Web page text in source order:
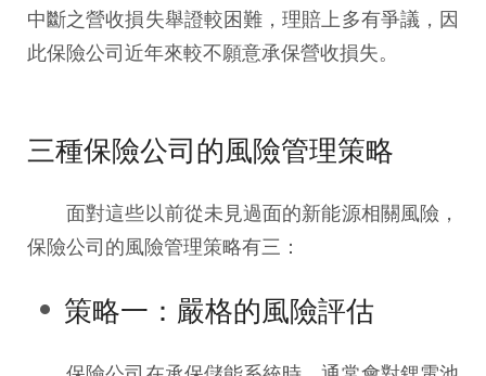
中斷之營收損失舉證較困難，理賠上多有爭議，因
此保險公司近年來較不願意承保營收損失。
三種保險公司的風險管理策略
面對這些以前從未見過面的新能源相關風險，
保險公司的風險管理策略有三：
策略一：嚴格的風險評估